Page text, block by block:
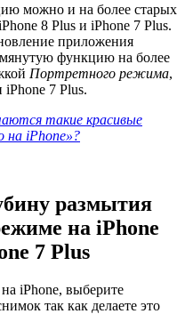
можно и на более старых
8 Plus и iPhone 7 Plus.
приложения
функцию на более
Портретного режима,
7 Plus.
такие красивые
на iPhone»?
размытия
на iPhone
7 Plus
на iPhone, выберите
так как делаете это